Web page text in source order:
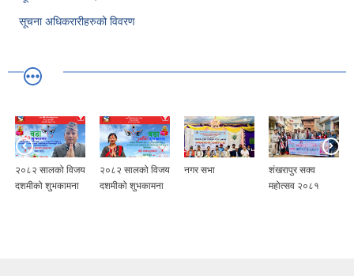
सूचना अधिकरारीहरुको विवरण
२०८२ सालको विजय
दशमीको शुभकामना
२०८२ सालको विजय
दशमीको शुभकामना
नगर सभा
शंखरापुर सक्व
महोत्सव २०८१